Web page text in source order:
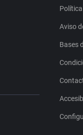
Aviso
Bases